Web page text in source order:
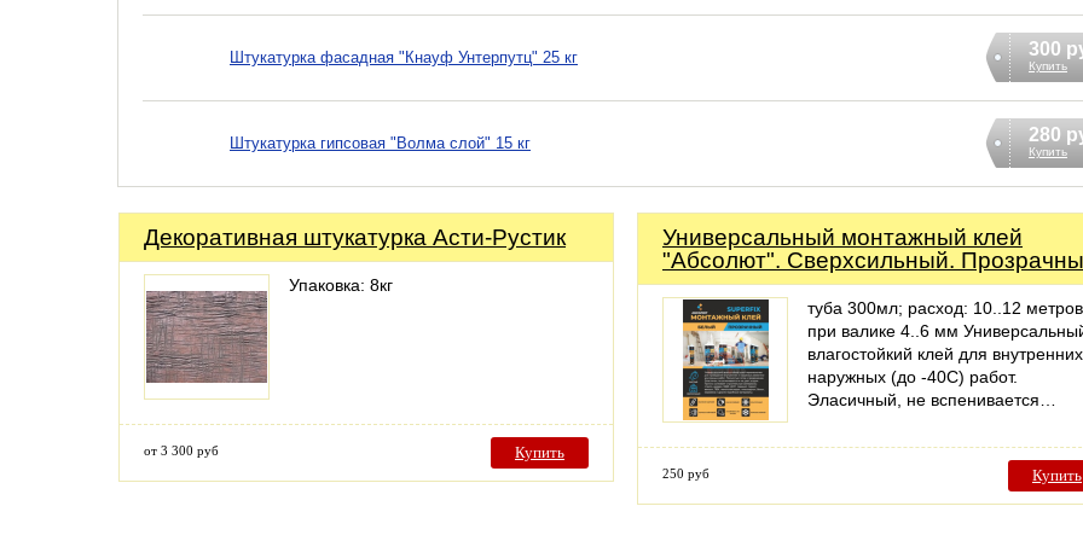
Штукатурка фасадная "Кнауф Унтерпутц" 25 кг 300
Купить
Штукатурка гипсовая "Волма слой" 15 кг 280
Купить
Декоративная штукатурка Асти-Рустик
Упаковка: 8кг
от 3 300 руб Купить
Универсальный монтажный клей
"Абсолют". Сверхсильный.
туба 300мл; расход: 10..12 метров
при валике 4..6 мм
влагостойкий клей для
наружных (до -40С) работ.
Эласичный, не вспенивается…
250 руб Купить